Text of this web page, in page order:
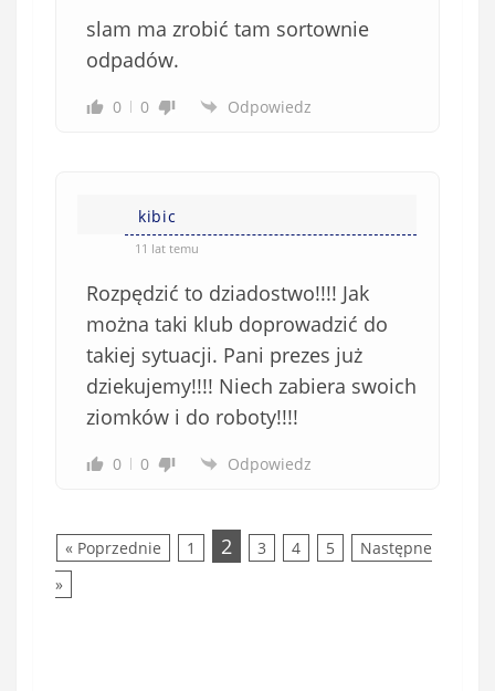
slam ma zrobić tam sortownie
odpadów.
0 0 Odpowiedz
kibic
11 lat temu
Rozpędzić to dziadostwo!!!! Jak
można taki klub doprowadzić do
takiej sytuacji. Pani prezes już
dziekujemy!!!! Niech zabiera swoich
ziomków i do roboty!!!!
0 0 Odpowiedz
« Poprzednie 1 2 3 4 5
Następne
»